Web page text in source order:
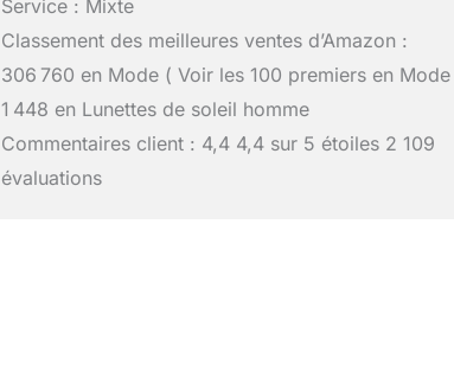
Service : Mixte
Classement des meilleures ventes d’Amazon :
306 760 en Mode ( Voir les 100 premiers en
1 448 en Lunettes de soleil homme
Commentaires client : 4,4 4,4 sur 5 étoiles 2 109
évaluations